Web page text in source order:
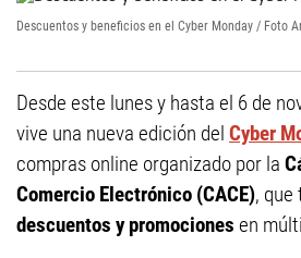
Descuentos y beneficios en el Cyber Monday / Foto
Desde este lunes y hasta el 6 de
vive una nueva edición del Cyber
compras online organizado por la
Comercio Electrónico (CACE), que
descuentos y promociones en